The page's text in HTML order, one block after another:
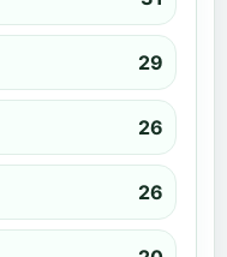
29
26
26